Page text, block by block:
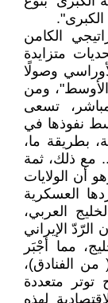
الكبرى".
الكامن
متزايدة
وصولًا
ومن
تسعى
نفوذها في
بطريقة ما،
مع ذلك، ثمة
أن الولايات
العسكرية
العربي،
الإيراني
مما أجْبَر
الفنادق)،
توتر متعددة
لهذه